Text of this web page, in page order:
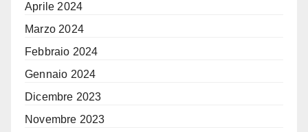
Aprile 2024
Marzo 2024
Febbraio 2024
Gennaio 2024
Dicembre 2023
Novembre 2023